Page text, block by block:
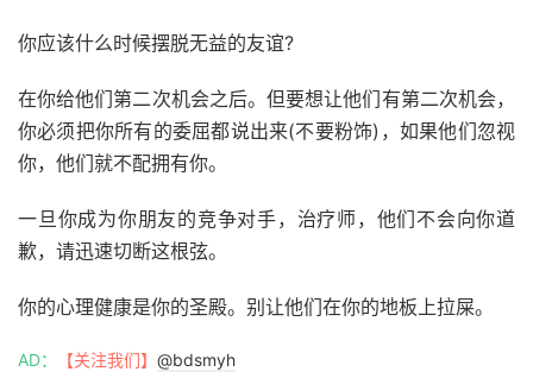
你应该什么时候摆脱无益的友谊?
在你给他们第二次机会之后。但要想让他们有第二次机会，
你必须把你所有的委屈都说出来(不要粉饰)，如果他们忽视
你，他们就不配拥有你。
一旦你成为你朋友的竞争对手，治疗师，他们不会向你道
歉，请迅速切断这根弦。
你的心理健康是你的圣殿。别让他们在你的地板上拉屎。
AD： 【关注我们】 @bdsmyh